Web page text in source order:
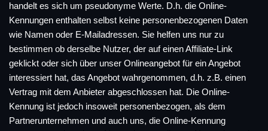
handelt es sich um pseudonyme Werte. D.h. die Online-
Kennungen enthalten selbst keine personenbezogenen Daten
wie Namen oder E-Mailadressen. Sie helfen uns nur zu
bestimmen ob derselbe Nutzer, der auf einen Affiliate-Link
geklickt oder sich über unser Onlineangebot für ein Angebot
interessiert hat, das Angebot wahrgenommen, d.h. z.B. einen
Vertrag mit dem Anbieter abgeschlossen hat. Die Online-
Kennung ist jedoch insoweit personenbezogen, als dem
Partnerunternehmen und auch uns, die Online-Kennung